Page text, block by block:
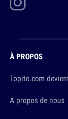
À PROPOS
Topito.com
A propos de nous